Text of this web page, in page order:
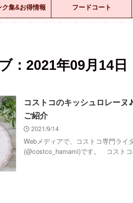
ク集&お得情報 フードコート
：2021年09月14日
コストコのキッシュロレー
ご紹介
2021/9/14
Webメディアで、コストコ専門ライ
(@costco_hamami)です。 コスト